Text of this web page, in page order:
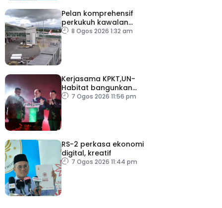
Pelan komprehensif
perkukuh kawalan
keselamatan di semua
8 Ogos 2026 1:32 am
Kerjasama KPKT,UN-
Habitat bangunkan
inisiatif My Public Space
7 Ogos 2026 11:56 pm
RS-2 perkasa ekonomi
digital, kreatif
7 Ogos 2026 11:44 pm